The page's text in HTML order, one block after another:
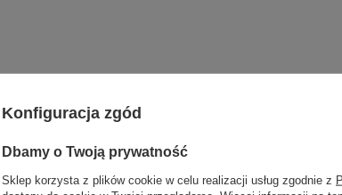
Konfiguracja zgód
Dbamy o Twoją prywatność
Sklep korzysta z plików cookie w celu realizacji usług zgodnie z